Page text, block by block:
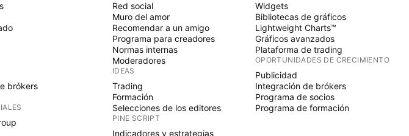
brókers
Red social
Muro del amor
Recomendar a un amigo
Programa para creadores
Normas internas
Moderadores
IDEAS
Trading
Formación
Selecciones de los editores
PINE SCRIPT
Indicadores y estrategias
Widgets
Bibliotecas de gráficos
Lightweight Charts™
Gráficos avanzados
Plataforma de trading
OPORTUNIDADES DE CRECIMIENTO
Publicidad
Integración de brókers
Programa de socios
Programa de formación